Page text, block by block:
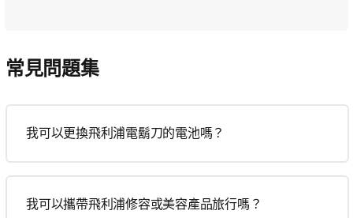
常見問題集
我可以更換飛利浦電鬍刀的電池嗎？
我可以攜帶飛利浦修容或美容產品旅行嗎？